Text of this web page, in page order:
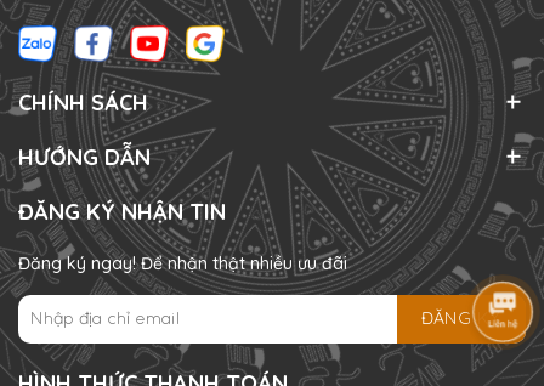
CHÍNH SÁCH
HƯỚNG DẪN
ĐĂNG KÝ NHẬN TIN
Đăng ký ngay! Để nhận thật nhiều ưu đãi
ĐĂNG KÝ